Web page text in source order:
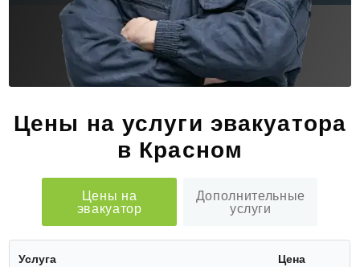
Цены на услуги эвакуатора
в Красном
Цены на
эвакуатор
Дополнительные
услуги
Услуга Цена